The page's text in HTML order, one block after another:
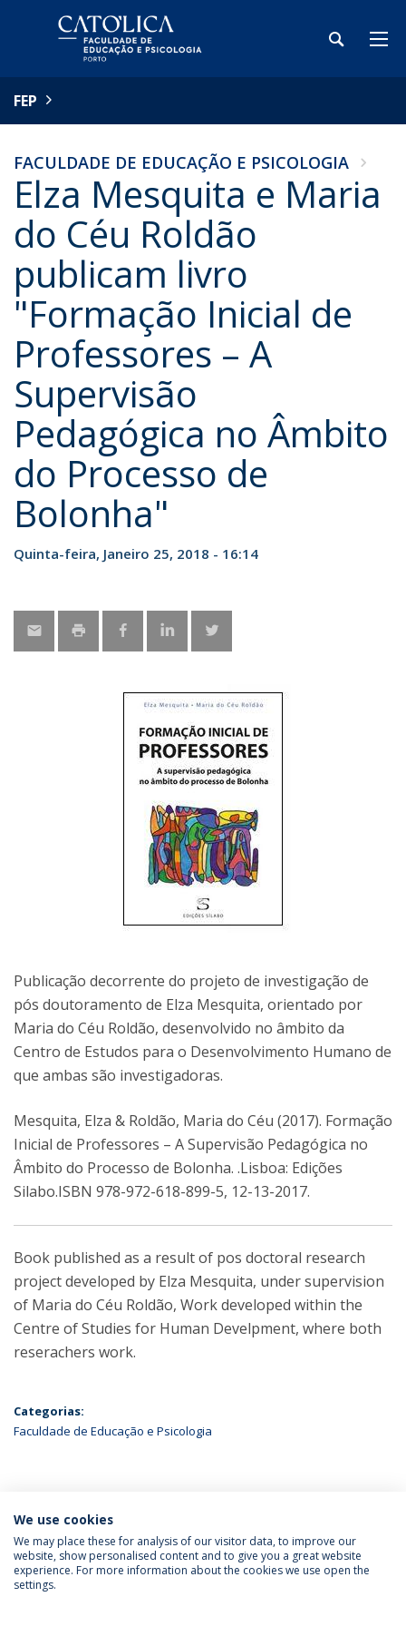
FEP
FACULDADE DE EDUCAÇÃO E PSICOLOGIA
Elza Mesquita e Maria
do Céu Roldão
publicam livro
"Formação Inicial de
Professores – A
Supervisão
Pedagógica no Âmbito
do Processo de
Bolonha"
Quinta-feira, Janeiro 25, 2018 - 16:14
Publicação decorrente do projeto de investigação de
pós doutoramento de Elza Mesquita, orientado por
Maria do Céu Roldão, desenvolvido no âmbito da
Centro de Estudos para o Desenvolvimento Humano de
que ambas são investigadoras.
Mesquita, Elza & Roldão, Maria do Céu (2017). Formação
Inicial de Professores – A Supervisão Pedagógica no
Âmbito do Processo de Bolonha. .Lisboa: Edições
Silabo.ISBN 978-972-618-899-5, 12-13-2017.
Book published as a result of pos doctoral research
project developed by Elza Mesquita, under supervision
of Maria do Céu Roldão, Work developed within the
Centre of Studies for Human Develpment, where both
reserachers work.
Categorias:
Faculdade de Educação e Psicologia
ÚLTIMAS NOTÍCIAS
Política de Privacidade
Termos & Condições
We use cookies
We may place these for analysis of our visitor data, to improve our
website, show personalised content and to give you a great website
experience. For more information about the cookies we use open the
settings.